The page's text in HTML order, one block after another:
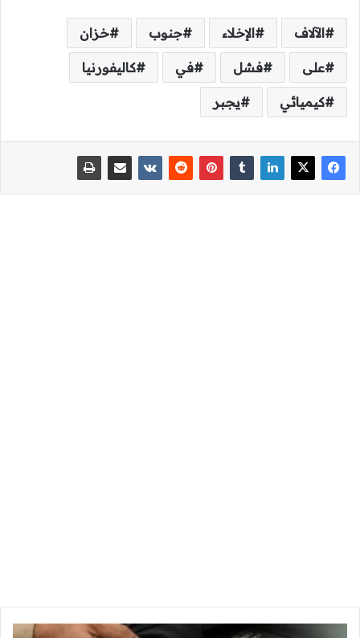
الآلاف الإخلاء جنوب خزان
على فشل في كاليفورنيا
كيميائي يجبر